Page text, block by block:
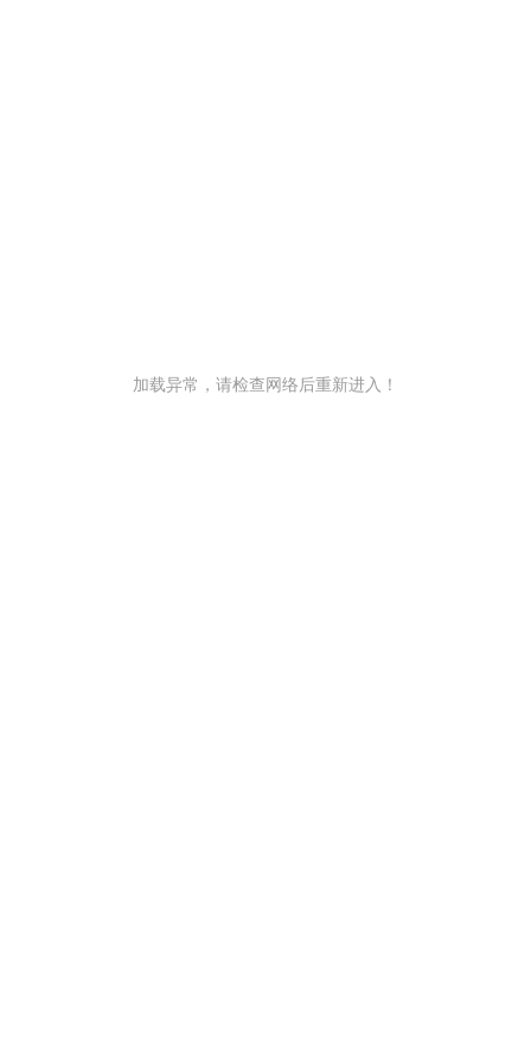
加载异常，请检查网络后重新进入！